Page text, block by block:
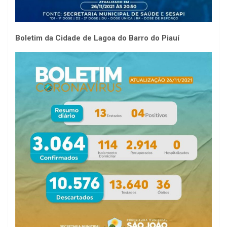
Boletim da Cidade de Lagoa do Barro do Piauí